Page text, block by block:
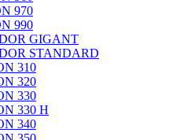
970
990
GIGANT
STANDARD
310
320
330
330 H
340